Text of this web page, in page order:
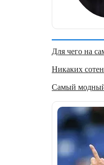
Для чего на
Никаких
Самый модный